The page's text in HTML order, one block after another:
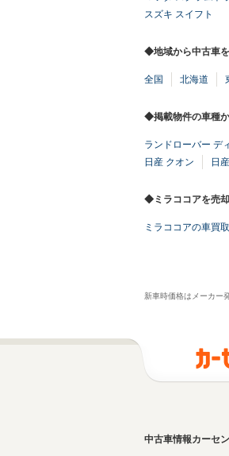
スズキ スイフト
◆地域から中古車
全国 北海道
◆掲載物件の車種
ランドローバー デ
日産 クオン
日
◆ミラココアを売
ミラココアの車買
新車時価格はメーカー
中古車情報カーセ